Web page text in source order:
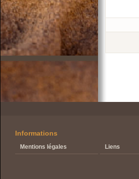
Informations
Mentions légales Liens